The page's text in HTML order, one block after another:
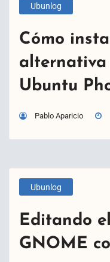
Ubunlog
Cómo
alternativa
Ubuntu
Pablo Aparicio
Ubunlog
Editando
GNOME